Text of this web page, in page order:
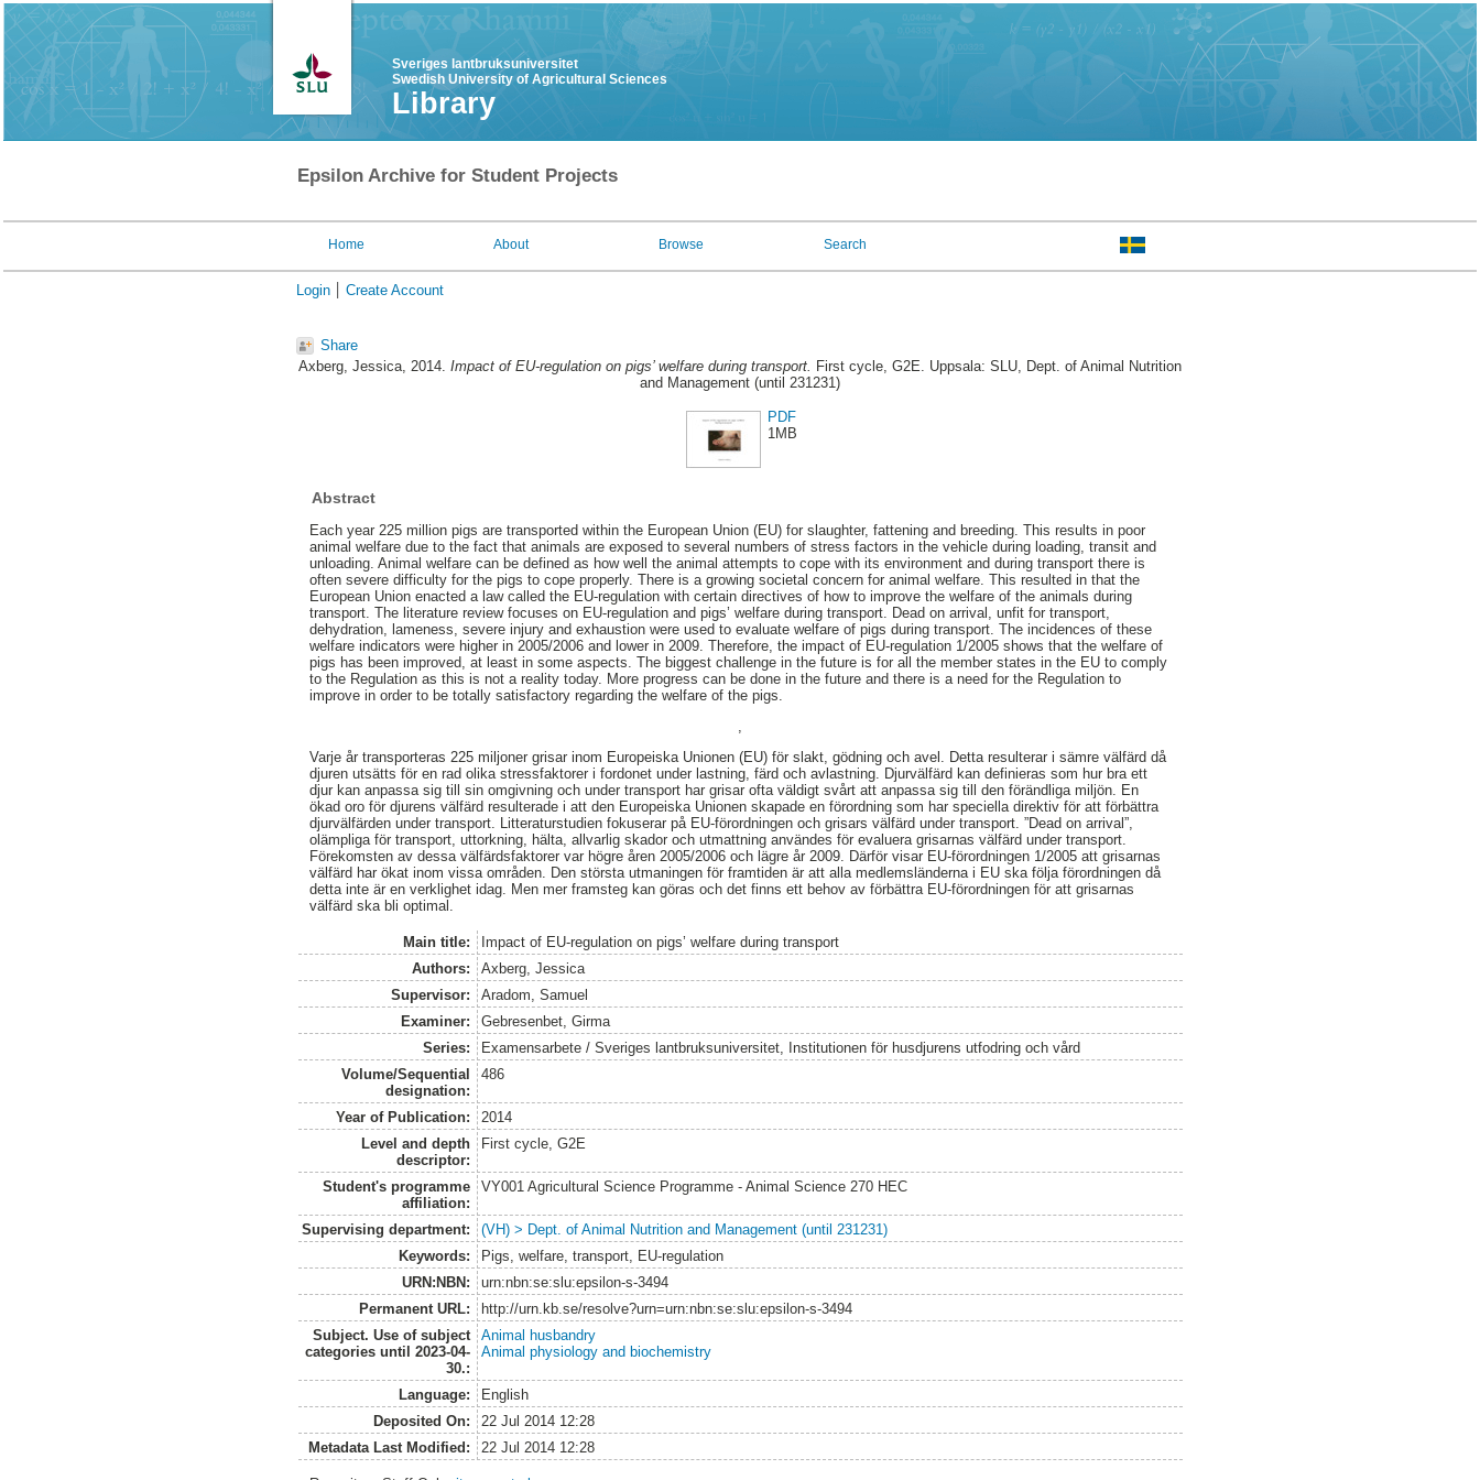
Sveriges lantbruksuniversitet
Swedish University of Agricultural Sciences
Library
Epsilon Archive for Student Projects
Home About Browse Search
Login Create Account
Share
Axberg, Jessica, 2014. Impact of EU-regulation on pigs’ welfare during transport. First cycle, G2E. Uppsala: SLU, Dept. of Animal Nutrition
and Management (until 231231)
PDF
1MB
Abstract
Each year 225 million pigs are transported within the European Union (EU) for slaughter, fattening and breeding. This results in poor
animal welfare due to the fact that animals are exposed to several numbers of stress factors in the vehicle during loading, transit and
unloading. Animal welfare can be defined as how well the animal attempts to cope with its environment and during transport there is
often severe difficulty for the pigs to cope properly. There is a growing societal concern for animal welfare. This resulted in that the
European Union enacted a law called the EU-regulation with certain directives of how to improve the welfare of the animals during
transport. The literature review focuses on EU-regulation and pigs’ welfare during transport. Dead on arrival, unfit for transport,
dehydration, lameness, severe injury and exhaustion were used to evaluate welfare of pigs during transport. The incidences of these
welfare indicators were higher in 2005/2006 and lower in 2009. Therefore, the impact of EU-regulation 1/2005 shows that the welfare of
pigs has been improved, at least in some aspects. The biggest challenge in the future is for all the member states in the EU to comply
to the Regulation as this is not a reality today. More progress can be done in the future and there is a need for the Regulation to
improve in order to be totally satisfactory regarding the welfare of the pigs.
Varje år transporteras 225 miljoner grisar inom Europeiska Unionen (EU) för slakt, gödning och avel. Detta resulterar i sämre välfärd då
djuren utsätts för en rad olika stressfaktorer i fordonet under lastning, färd och avlastning. Djurvälfärd kan definieras som hur bra ett
djur kan anpassa sig till sin omgivning och under transport har grisar ofta väldigt svårt att anpassa sig till den förändliga miljön. En
ökad oro för djurens välfärd resulterade i att den Europeiska Unionen skapade en förordning som har speciella direktiv för att förbättra
djurvälfärden under transport. Litteraturstudien fokuserar på EU-förordningen och grisars välfärd under transport. ”Dead on arrival”,
olämpliga för transport, uttorkning, hälta, allvarlig skador och utmattning användes för evaluera grisarnas välfärd under transport.
Förekomsten av dessa välfärdsfaktorer var högre åren 2005/2006 och lägre år 2009. Därför visar EU-förordningen 1/2005 att grisarnas
välfärd har ökat inom vissa områden. Den största utmaningen för framtiden är att alla medlemsländerna i EU ska följa förordningen då
detta inte är en verklighet idag. Men mer framsteg kan göras och det finns ett behov av förbättra EU-förordningen för att grisarnas
välfärd ska bli optimal.
Main title:
Impact of EU-regulation on pigs’ welfare during transport
Authors:
Axberg, Jessica
Supervisor:
Aradom, Samuel
Examiner:
Gebresenbet, Girma
Series:
Examensarbete / Sveriges lantbruksuniversitet, Institutionen för husdjurens utfodring och vård
Volume/Sequential
designation:
486
Year of Publication:
2014
Level and depth
descriptor:
First cycle, G2E
Student's programme
affiliation:
VY001 Agricultural Science Programme - Animal Science 270 HEC
Supervising department:
(VH) > Dept. of Animal Nutrition and Management (until 231231)
Keywords:
Pigs, welfare, transport, EU-regulation
URN:NBN:
urn:nbn:se:slu:epsilon-s-3494
Permanent URL:
http://urn.kb.se/resolve?urn=urn:nbn:se:slu:epsilon-s-3494
Subject. Use of subject
categories until 2023-04-
30.:
Animal husbandry
Animal physiology and biochemistry
Language:
English
Deposited On:
22 Jul 2014 12:28
Metadata Last Modified:
22 Jul 2014 12:28